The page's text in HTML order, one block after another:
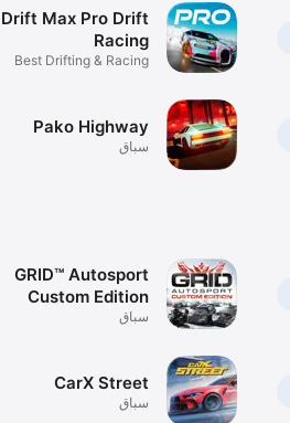
Drift Max Pro Drift
Racing
Best Drifting & Racing
Pako Highway
سباق
GRID™ Autosport
Custom Edition
سباق
CarX Street
سباق